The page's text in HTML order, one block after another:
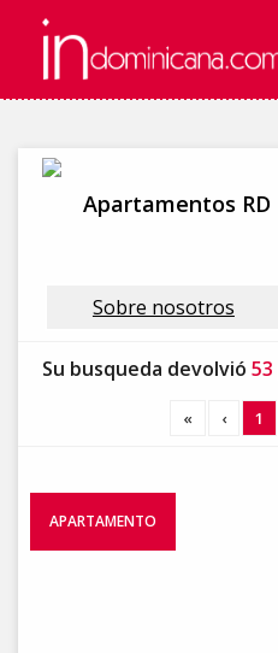
Apartamentos RD
Sobre nosotros
Su busqueda devolvió 53
« ‹ 1
APARTAMENTO